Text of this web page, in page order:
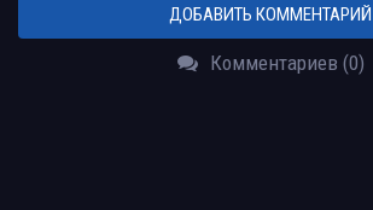
ДОБАВИТЬ КОММЕНТАРИЙ
Комментариев (0)